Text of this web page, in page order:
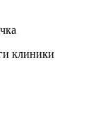
клиники